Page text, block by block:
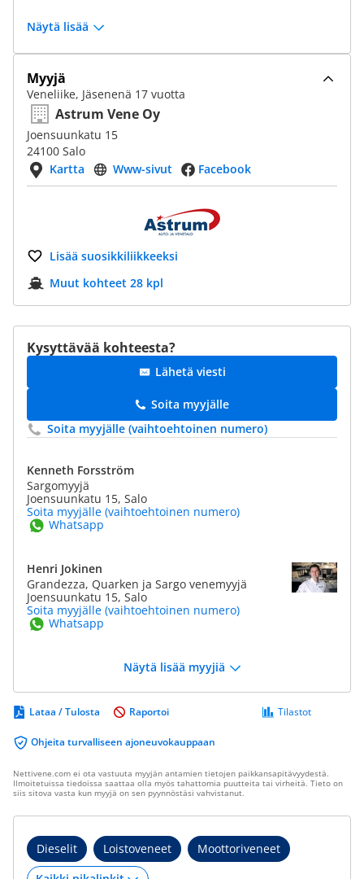
Näytä lisää
Myyjä
Veneliike, Jäsenenä 17 vuotta
Astrum Vene Oy
Joensuunkatu 15
24100 Salo
Kartta
Www-sivut Facebook
Lisää suosikkiliikkeeksi
Muut kohteet 28 kpl
Kysyttävää kohteesta?
Lähetä viesti
Soita myyjälle
Soita myyjälle (vaihtoehtoinen numero)
Kenneth Forsström
Sargomyyjä
Joensuunkatu 15, Salo
Soita myyjälle (vaihtoehtoinen numero)
Whatsapp
Henri Jokinen
Grandezza, Quarken ja Sargo venemyyjä
Joensuunkatu 15, Salo
Soita myyjälle (vaihtoehtoinen numero)
Whatsapp
Näytä lisää myyjiä
Lataa / Tulosta
Ohjeita turvalliseen ajoneuvokauppaan
Tilastot
Raportoi
Nettivene.com ei ota vastuuta myyjän antamien tietojen paikkansapitävyydestä.
Ilmoitetuissa tiedoissa saattaa olla myös tahattomia puutteita tai virheitä. Tieto on
siis sitova vasta kun myyjä on sen pyynnöstäsi vahvistanut.
Dieselit Loistoveneet Moottoriveneet